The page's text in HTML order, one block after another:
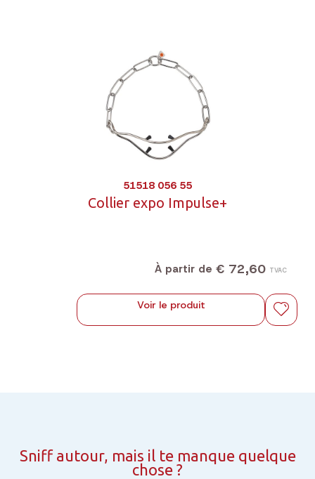
51518 056 55
Collier expo Impulse+
À partir de € 72,60 TVAC
Voir le produit
Sniff autour, mais il te manque quelque
chose ?